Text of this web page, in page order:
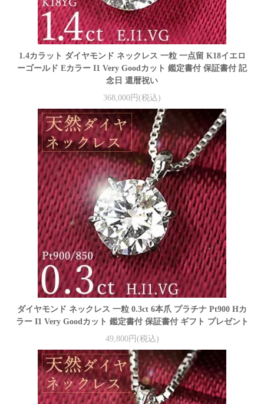
1.4カラット ダイヤモンド ネックレス 一粒 一点留 K18イエロ
ーゴールド Eカラー I1 Very Goodカット 鑑定書付 保証書付 記
念日 還暦祝い
368,000円(税込)
ダイヤモンド ネックレス 一粒 0.3ct 6本爪 プラチナ Pt900 Hカ
ラー I1 Very Goodカット 鑑定書付 保証書付 ギフト プレゼント
49,800円(税込)